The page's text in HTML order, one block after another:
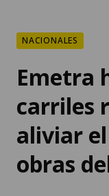
Emetra
carriles
aliviar
obras
Emetra